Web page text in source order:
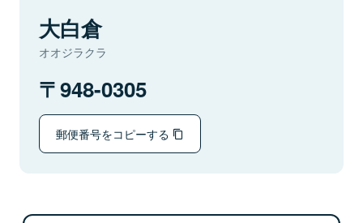
大白倉
オオジラクラ
948-0305
郵便番号をコピーする